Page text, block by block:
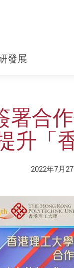
發展
署合
升「
2022年7月